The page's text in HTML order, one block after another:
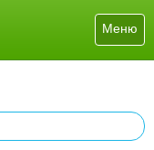
Меню